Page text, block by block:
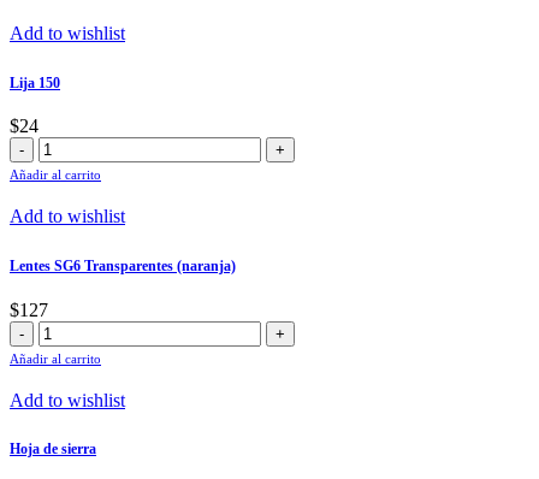
Rotomartillo
Add to wishlist
Lija 150
$24
Lija
150
Añadir al carrito
Add to wishlist
Lentes SG6 Transparentes (naranja)
$127
Lentes
SG6
(naranja)
Añadir al carrito
Add to wishlist
Hoja de sierra